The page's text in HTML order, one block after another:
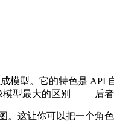
成模型。它的特色是
型最大的区别 —— 后
。这让你可以把一个